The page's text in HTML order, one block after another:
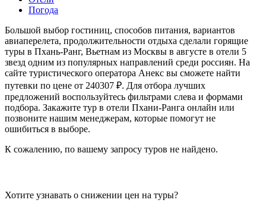
Погода
Большой выбор гостиниц, способов питания, вариантов
авиаперелета, продолжительности отдыха сделали горящие
туры в Пхань-Ранг, Вьетнам из Москвы в августе в отели 5
звезд одним из популярных направлений среди россиян. На
сайте туристического оператора Анекс вы сможете найти
путевки по цене от 240307 ₽. Для отбора лучших
предложений воспользуйтесь фильтрами слева и формами
подбора. Закажите тур в отели Пхани-Ранга онлайн или
позвоните нашим менеджерам, которые помогут не
ошибиться в выборе.
К сожалению, по вашему запросу туров не найдено.
Хотите узнавать о снижении цен на туры?